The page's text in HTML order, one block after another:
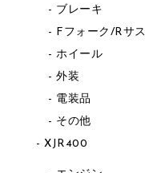
ブレーキ
Fフォーク/Rサス
ホイール
外装
電装品
その他
XJR400